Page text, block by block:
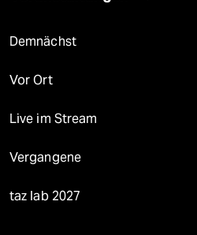
Demnächst
Vor Ort
Live im Stream
Vergangene
taz lab 2027